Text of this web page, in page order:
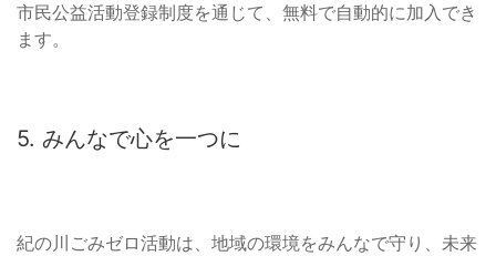
市民公益活動登録制度を通じて、無料で自動的に加入でき
ます。
5. みんなで心を一つに
紀の川ごみゼロ活動は、地域の環境をみんなで守り、未来